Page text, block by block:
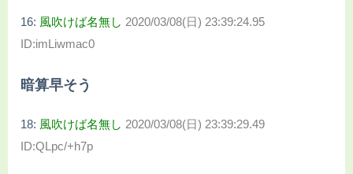
16: 風吹けば名無し 2020/03/08(日) 23:39:24.95
ID:imLiwmac0
暗算早そう
18: 風吹けば名無し 2020/03/08(日) 23:39:29.49
ID:QLpc/+h7p